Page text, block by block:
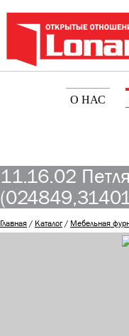
О НАС
11.16.02
Главная/ Каталог/ Мебельная